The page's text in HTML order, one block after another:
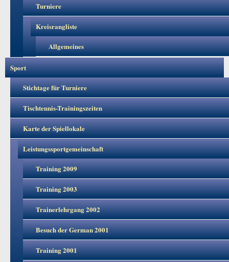
Turniere
Kreisrangliste
Allgemeines
Sport
Stichtage für Turniere
Tischtennis-Trainingszeiten
Karte der Spiellokale
Leistungssportgemeinschaft
Training 2009
Training 2003
Trainerlehrgang 2002
Besuch der German 2001
Training 2001